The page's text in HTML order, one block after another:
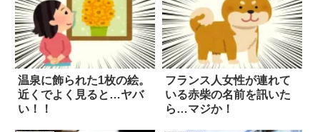
温泉に飾られた1枚の絵。
近くでよく見ると…ヤバ
い！！
フランス人女性が連れて
いる赤柴の名前を訊いた
ら…マジか！